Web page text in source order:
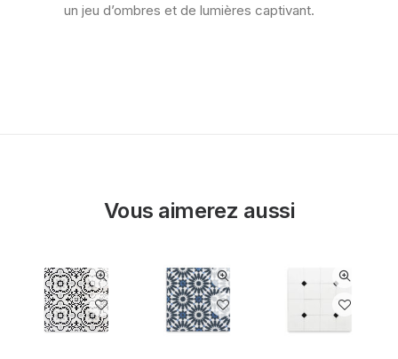
un jeu d’ombres et de lumières captivant.
Vous aimerez aussi